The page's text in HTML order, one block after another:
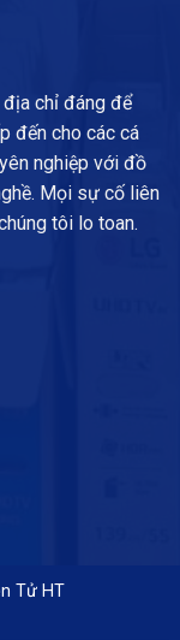
địa chỉ đáng để
đến cho các cá
nghiệp với đồ
Mọi sự cố liên
tôi lo toan.
Tử HT